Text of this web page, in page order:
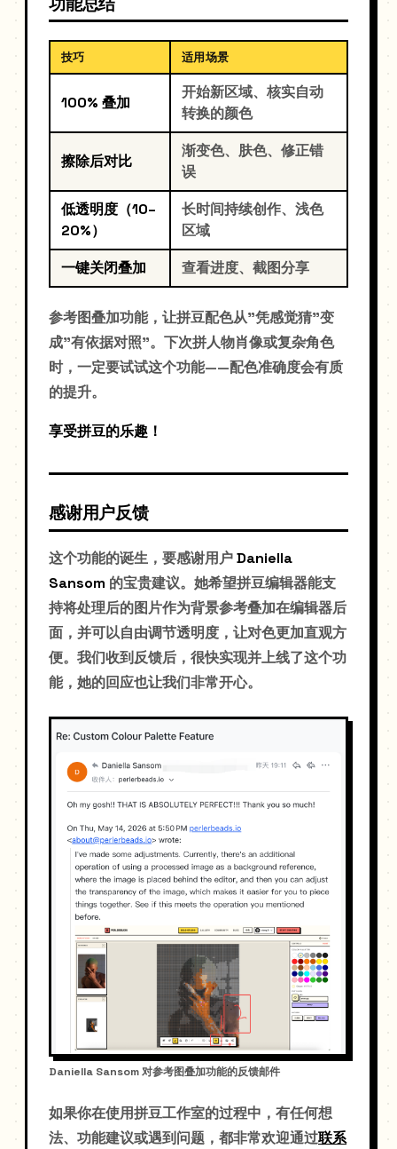
技巧 适用场景
100% 叠加
开始新区域、核实自动
转换的颜色
擦除后对比
渐变色、肤色、修正错
误
低透明度（10–
20%）
长时间持续创作、浅色
区域
一键关闭叠加
查看进度、截图分享
参考图叠加功能，让拼豆配色从"凭感觉猜"变
成"有依据对照"。下次拼人物肖像或复杂角色
时，一定要试试这个功能——配色准确度会有质
的提升。
享受拼豆的乐趣！
感谢用户反馈
这个功能的诞生，要感谢用户Daniella
Sansom 的宝贵建议。她希望拼豆编辑器能支
持将处理后的图片作为背景参考叠加在编辑器后
面，并可以自由调节透明度，让对色更加直观方
便。我们收到反馈后，很快实现并上线了这个功
能，她的回应也让我们非常开心。
Daniella Sansom 对参考图叠加功能的反馈邮件
如果你在使用拼豆工作室的过程中，有任何想
法、功能建议或遇到问题，都非常欢迎通过联系